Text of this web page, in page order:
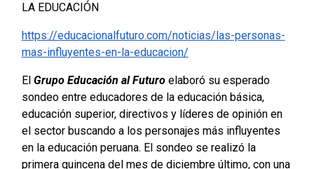
LA EDUCACIÓN
https://educacionalfuturo.com/noticias/las-personas-
mas-influyentes-en-la-educacion/
El Grupo Educación al Futuroelaboró su esperado
sondeo entre educadores de la educación básica,
educación superior, directivos y líderes de opinión en
el sector buscando a los personajes más influyentes
en la educación peruana. El sondeo se realizó la
primera quincena del mes de diciembre último, con una